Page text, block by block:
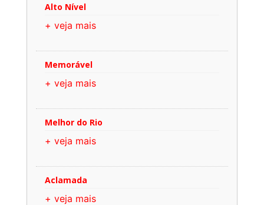
Alto Nível
+ veja mais
Memorável
+ veja mais
Melhor do Rio
+ veja mais
Aclamada
+ veja mais